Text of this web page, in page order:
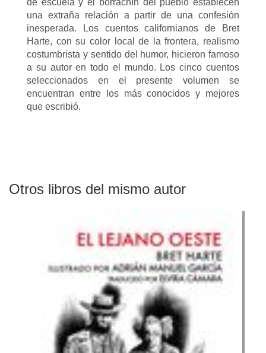
de escuela y el borrachín del pueblo establecen
una extraña relación a partir de una confesión
inesperada. Los cuentos californianos de Bret
Harte, con su color local de la frontera, realismo
costumbrista y sentido del humor, hicieron famoso
a su autor en todo el mundo. Los cinco cuentos
seleccionados en el presente volumen se
encuentran entre los más conocidos y mejores
que escribió.
Otros libros del mismo autor